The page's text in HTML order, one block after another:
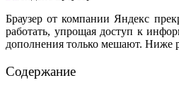
Браузер от компании Яндекс
работать, упрощая доступ к
дополнения только мешают. Ниже
Содержание